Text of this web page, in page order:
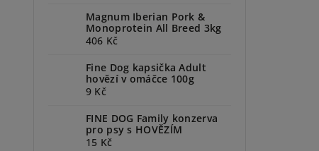
Magnum Iberian Pork &
Monoprotein All Breed 3kg
406 Kč
Fine Dog kapsička Adult
hovězí v omáčce 100g
9 Kč
FINE DOG Family konzerva
pro psy s HOVĚZÍM
15 Kč